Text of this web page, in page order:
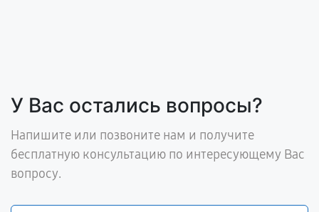
У Вас остались вопросы?
Напишите или позвоните нам и получите
бесплатную консультацию по интересующему Вас
вопросу.